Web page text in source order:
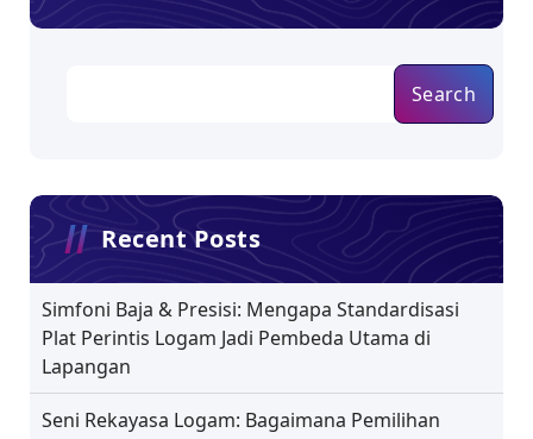
Search
Recent Posts
Simfoni Baja & Presisi: Mengapa Standardisasi
Plat Perintis Logam Jadi Pembeda Utama di
Lapangan
Seni Rekayasa Logam: Bagaimana Pemilihan